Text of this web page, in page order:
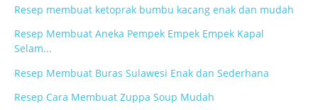
Resep membuat ketoprak bumbu kacang enak dan mudah
Resep Membuat Aneka Pempek Empek Empek Kapal
Selam...
Resep Membuat Buras Sulawesi Enak dan Sederhana
Resep Cara Membuat Zuppa Soup Mudah